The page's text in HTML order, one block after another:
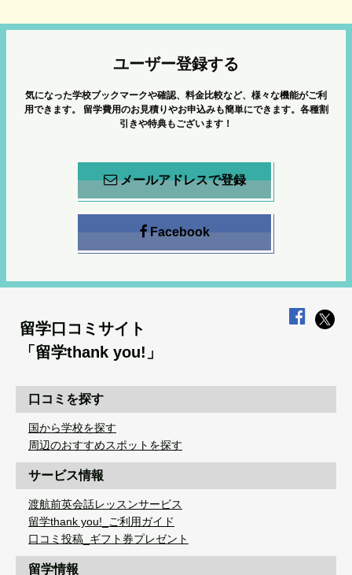
ユーザー登録する
気になった学校ブックマークや確認、料金比較など、様々な機能がご利
用できます。
留学費用のお見積りやお申込みも簡単にできます。各種割
引きや特典もございます！
メールアドレスで登録
Facebook
留学口コミサイト
「留学thank you!」
口コミを探す
国から学校を探す
周辺のおすすめスポットを探す
サービス情報
渡航前英会話レッスンサービス
留学thank you!_ご利用ガイド
口コミ投稿_ギフト券プレゼント
留学情報